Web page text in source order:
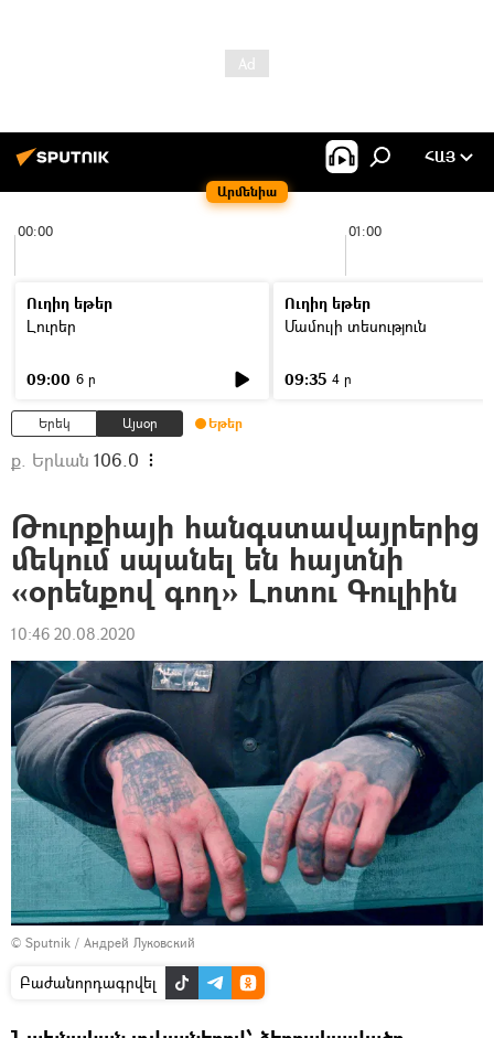
Արմենիա
ՀԱՅ
00:00 01:00
Ուղիղ եթեր
Լուրեր
09:00 6 ր
Ուղիղ եթեր
Մամուլի տեսություն
09:35 4 ր
Երեկ Այսօր Եթեր
ք. Երևան 106.0
Թուրքիայի հանգստավայրերից
մեկում սպանել են հայտնի
«օրենքով գող» Լոտու Գուլիին
10:46 20.08.2020
© Sputnik / Андрей Луковский
Բաժանորդագրվել